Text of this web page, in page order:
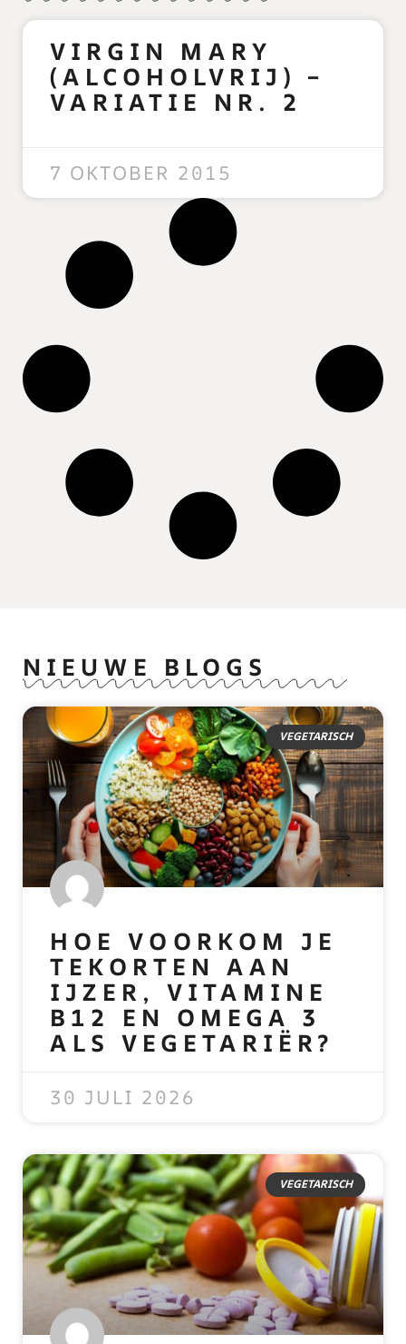
VIRGIN MARY
(ALCOHOLVRIJ) –
VARIATIE NR. 2
7 OKTOBER 2015
NIEUWE BLOGS
VEGETARISCH
HOE VOORKOM JE
TEKORTEN AAN
IJZER, VITAMINE
B12 EN OMEGA 3
ALS VEGETARIËR?
30 JULI 2026
VEGETARISCH